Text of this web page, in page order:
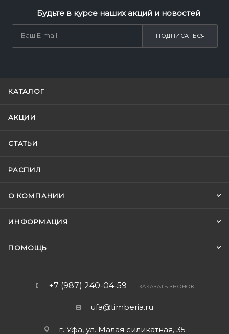
Будьте в курсе наших акций и новостей
ПОДПИСАТЬСЯ
КАТАЛОГ
АКЦИИ
СТАТЬИ
РАСПИЛ
О КОМПАНИИ
ИНФОРМАЦИЯ
ПОМОЩЬ
+7 (987) 240-04-59 ЗАКАЗАТЬ ЗВОНОК
ufa@timberia.ru
г. Уфа, ул. Малая силикатная, 35